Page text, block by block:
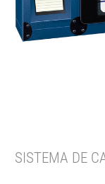
SISTEMA DE